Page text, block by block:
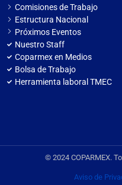
Comisiones de Trabajo
Estructura Nacional
Próximos Eventos
Nuestro Staff
Coparmex en Medios
Bolsa de Trabajo
Herramienta laboral TMEC
© 2024 COPARMEX.
Aviso de